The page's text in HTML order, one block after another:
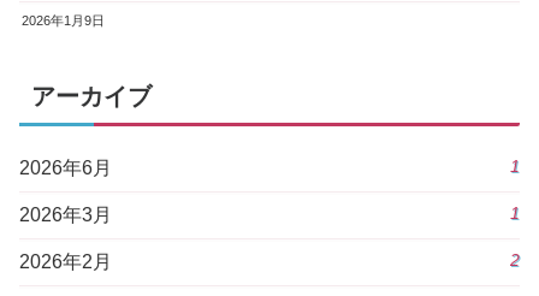
2026年1月9日
アーカイブ
2026年6月 1
2026年3月 1
2026年2月 2